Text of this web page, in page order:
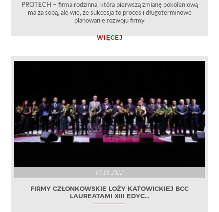
PROTECH – firma rodzinna, która pierwszą zmianę pokoleniową
ma za sobą, ale wie, że sukcesja to proces i długoterminowe
planowanie rozwoju firmy
WIĘCEJ
07.09.2022
FIRMY CZŁONKOWSKIE LOŻY KATOWICKIEJ BCC
LAUREATAMI XIII EDYC...